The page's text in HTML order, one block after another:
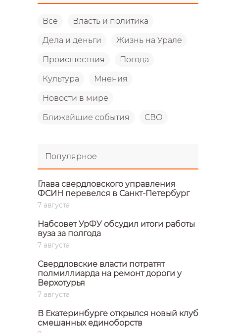
Все Власть и политика
Дела и деньги Жизнь на Урале
Происшествия Погода
Культура Мнения
Новости в мире
Ближайшие события СВО
Популярное
Глава свердловского управления
ФСИН перевелся в Санкт-Петербург
7 августа
Набсовет УрФУ обсудил итоги работы
вуза за полгода
7 августа
Свердловские власти потратят
полмиллиарда на ремонт дороги у
Верхотурья
7 августа
В Екатеринбурге открылся новый клуб
смешанных единоборств